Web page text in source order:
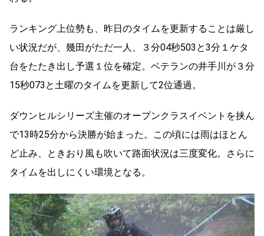
ランキング上位勢も、昨日のタイムを更新することは厳し
い状況だが、幾田がただ一人、３分04秒503と3分１ケタ
台をたたき出し予選１位を確定。ベテランの井手川が３分
15秒073と土曜のタイムを更新して2位通過。
ダウンヒルシリーズ主催のオープンクラスイベントを挟ん
で13時25分から決勝が始まった。この頃には雨はほとん
ど止み、ときおり風も吹いて路面状況は三度変化。さらに
タイムを出しにくい環境となる。